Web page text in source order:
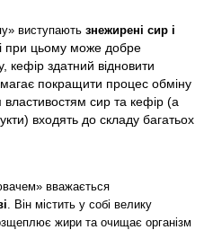
виступають знежирені сир і
при цьому може добре
кефір здатний відновити
покращити процес обміну
сир та кефір (а
входять до складу багатьох
вважається
. Він містить у собі велику
жири та очищає організм